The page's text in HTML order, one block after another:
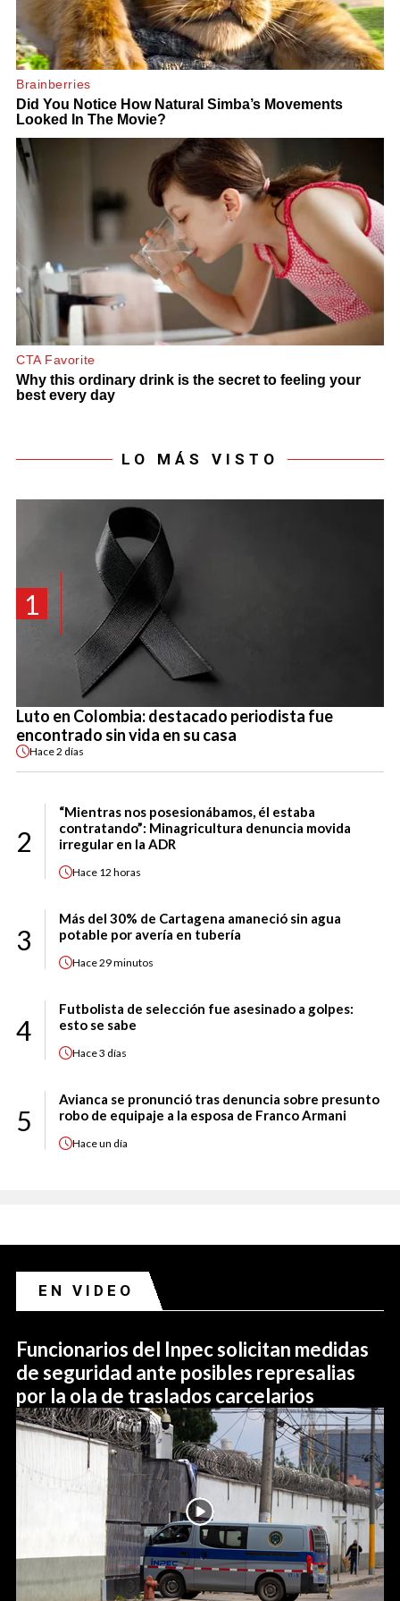
LO MÁS VISTO
1
Luto en Colombia: destacado periodista fue
encontrado sin vida en su casa
Hace2 días
2
“Mientras nos posesionábamos, él estaba
contratando”: Minagricultura denuncia movida
irregular en la ADR
Hace 12 horas
3
Más del 30% de Cartagena amaneció sin agua
potable por avería en tubería
Hace29 minutos
4
Futbolista de selección fue asesinado a golpes:
esto se sabe
Hace3 días
5
Avianca se pronunció tras denuncia sobre presunto
robo de equipaje a la esposa de Franco Armani
Haceun día
EN VIDEO
Funcionarios del Inpec solicitan medidas
de seguridad ante posibles represalias
por la ola de traslados carcelarios